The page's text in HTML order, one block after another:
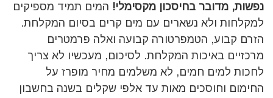
נפשות, מדובר בחיסכון מקסימלי! המים תמיד מספיקים
למקלחות ולא נשארים עם מים קרים בסיום המקלחת.
הזרם קבוע, הטמפרטורה קבועה ואלה פרמטרים
מרכזיים באיכות המקלחת. לסיכום, מעכשיו לא צריך
לחכות למים חמים, לא משלמים מחיר מופרז על
החימום וחוסכים מאות עד אלפי שקלים בשנה בחשבון